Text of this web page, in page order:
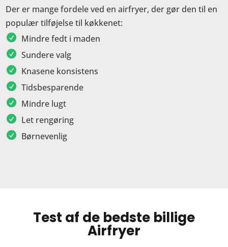
Der er mange fordele ved en airfryer, der gør den til en
populær tilføjelse til køkkenet:
Mindre fedt i maden
Sundere valg
Knasene konsistens
Tidsbesparende
Mindre lugt
Let rengøring
Børnevenlig
Test af de bedste billige
Airfryer